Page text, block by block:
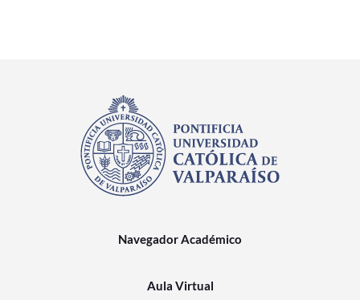
Navegador Académico
Aula Virtual